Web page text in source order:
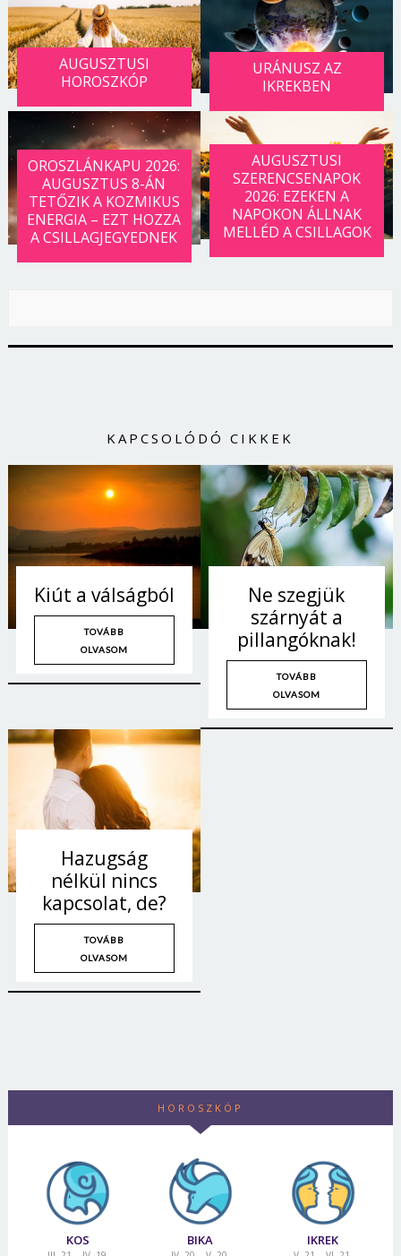
AUGUSZTUSI
HOROSZKÓP
URÁNUSZ AZ
IKREKBEN
OROSZLÁNKAPU 2026:
AUGUSZTUS 8-ÁN
TETŐZIK A KOZMIKUS
ENERGIA – EZT HOZZA
A CSILLAGJEGYEDNEK
AUGUSZTUSI
SZERENCSENAPOK
2026: EZEKEN A
NAPOKON ÁLLNAK
MELLÉD A CSILLAGOK
KAPCSOLÓDÓ CIKKEK
Kiút a válságból
TOVÁBB
OLVASOM
Ne szegjük
szárnyát a
pillangóknak!
TOVÁBB
OLVASOM
Hazugság
nélkül nincs
kapcsolat, de?
TOVÁBB
OLVASOM
HOROSZKÓP
KOS BIKA IKREK
Jelszó
Bejelentkezés